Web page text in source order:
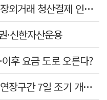
예탁결제원, 비상장·조각투자 장외거래 청산결제 인프라 구축 착수…연내 가동
·신한자산운용
후 요금 도로 오른다?
철도공단, 오송 시험선로 5㎞ 연장구간 7일 조기 개통…LA 메트로 사업 지원